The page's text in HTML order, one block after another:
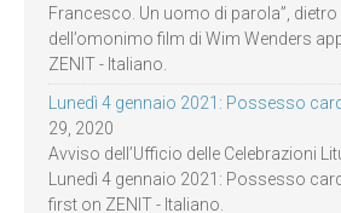
Francesco. Un uomo di parola”, dietro
dell’omonimo film di Wim Wenders
ZENIT - Italiano.
Lunedì 4 gennaio 2021: Possesso
29, 2020
Avviso dell’Ufficio delle Celebrazioni
Lunedì 4 gennaio 2021: Possesso
first on ZENIT - Italiano.